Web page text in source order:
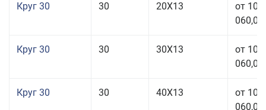
Круг 30 30 20Х13
от 101
060,00
Круг 30 30 30Х13
от 101
060,00
Круг 30 30 40Х13
от 101
060,00